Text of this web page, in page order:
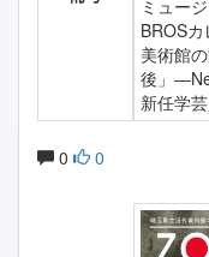
ミュー
BROSカ
美術館
後」
新任学
0 0